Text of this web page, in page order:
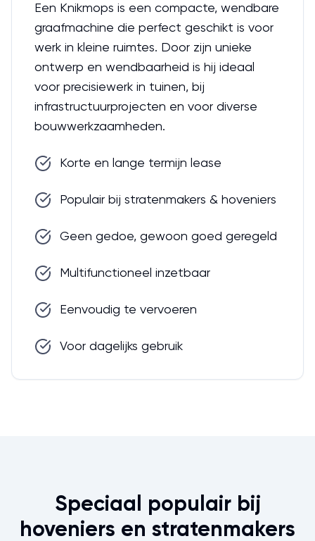
Een Knikmops is een compacte, wendbare
graafmachine die perfect geschikt is voor
werk in kleine ruimtes. Door zijn unieke
ontwerp en wendbaarheid is hij ideaal
voor precisiewerk in tuinen, bij
infrastructuurprojecten en voor diverse
bouwwerkzaamheden.
Korte en lange termijn lease
Populair bij stratenmakers & hoveniers
Geen gedoe, gewoon goed geregeld
Multifunctioneel inzetbaar
Eenvoudig te vervoeren
Voor dagelijks gebruik
Speciaal populair bij
hoveniers en stratenmakers